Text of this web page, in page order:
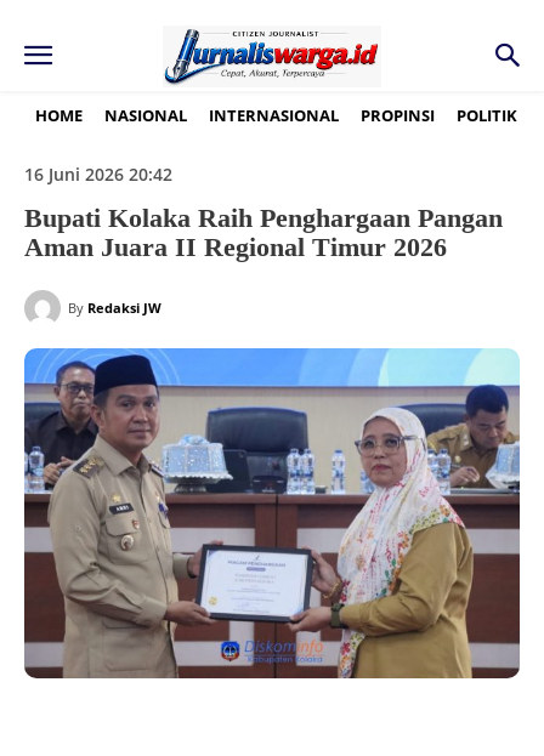
HOME NASIONAL INTERNASIONAL PROPINSI POLITIK
16 Juni 2026 20:42
Bupati Kolaka Raih Penghargaan Pangan
Aman Juara II Regional Timur 2026
By Redaksi JW